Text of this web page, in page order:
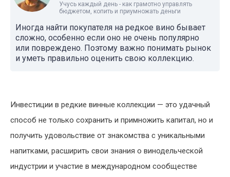
Учусь каждый день - как грамотно управлять
бюджетом, копить и приумножать деньги
Иногда найти покупателя на редкое вино бывает
сложно, особенно если оно не очень популярно
или повреждено. Поэтому важно понимать рынок
и уметь правильно оценить свою коллекцию.
Инвестиции в редкие винные коллекции — это удачный
способ не только сохранить и примножить капитал, но и
получить удовольствие от знакомства с уникальными
напитками, расширить свои знания о винодельческой
индустрии и участие в международном сообществе